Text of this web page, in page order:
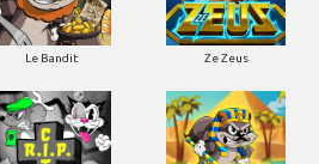
Le Bandit Ze Zeus